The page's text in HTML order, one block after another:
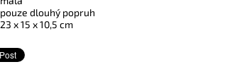
pouze dlouhý popruh
23 x 15 x 10,5 cm